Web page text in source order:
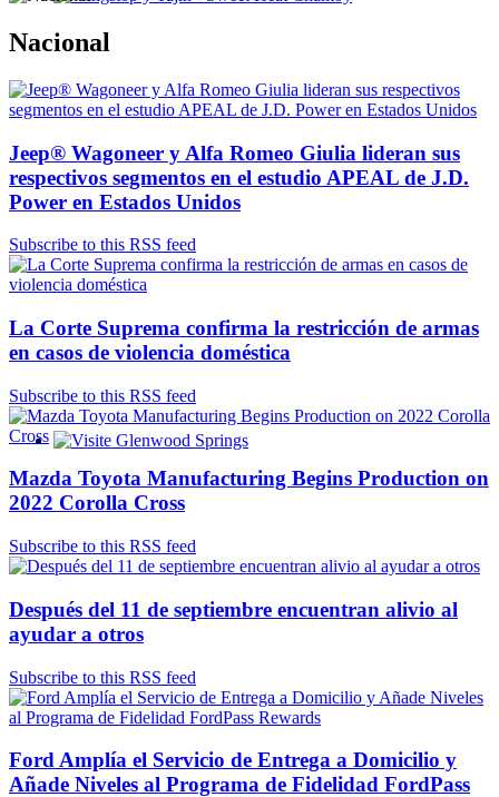
Nacional
Jeep® Wagoneer y Alfa Romeo Giulia lideran sus
respectivos segmentos en el estudio APEAL de J.D.
Power en Estados Unidos
Subscribe to this RSS feed
La Corte Suprema confirma la restricción de armas
en casos de violencia doméstica
Subscribe to this RSS feed
Mazda Toyota Manufacturing Begins Production on
2022 Corolla Cross
Subscribe to this RSS feed
Después del 11 de septiembre encuentran alivio al
ayudar a otros
Subscribe to this RSS feed
Ford Amplía el Servicio de Entrega a Domicilio y
Añade Niveles al Programa de Fidelidad FordPass